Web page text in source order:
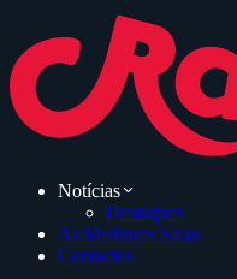
Notícias
Destaques
As Melhores Salas
Contactos